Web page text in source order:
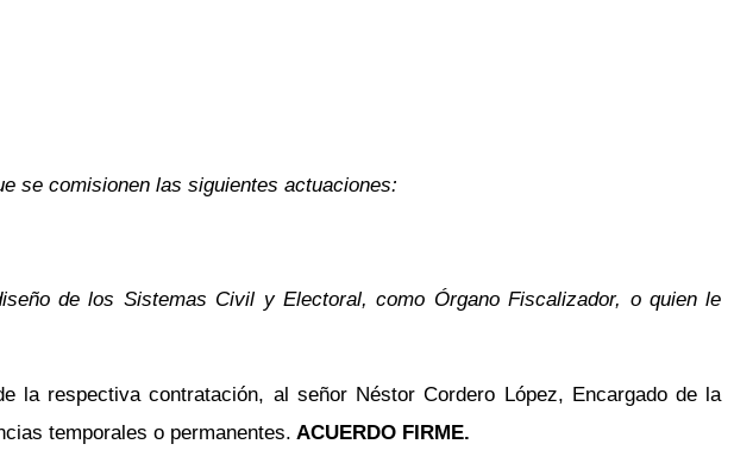
se comisionen las siguientes actuaciones:
de los Sistemas Civil y Electoral, como Órgano Fiscalizador, o quien le
la respectiva contratación, al señor Néstor Cordero López, Encargado de la
temporales o permanentes. ACUERDO FIRME.